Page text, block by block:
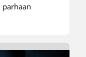
parhaan